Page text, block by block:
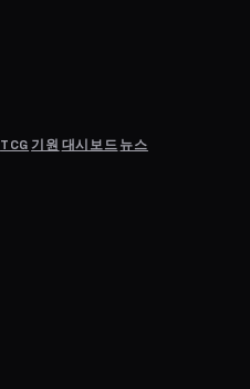
TCG기원 대시보드뉴스